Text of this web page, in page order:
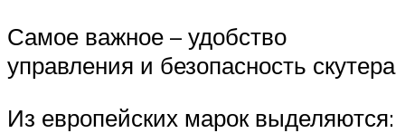
Самое важное – удобство
управления и безопасность скутера
Из европейских марок выделяются: